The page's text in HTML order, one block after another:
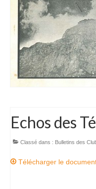
Echos des
Classé dans : Bulletins des
Télécharger le